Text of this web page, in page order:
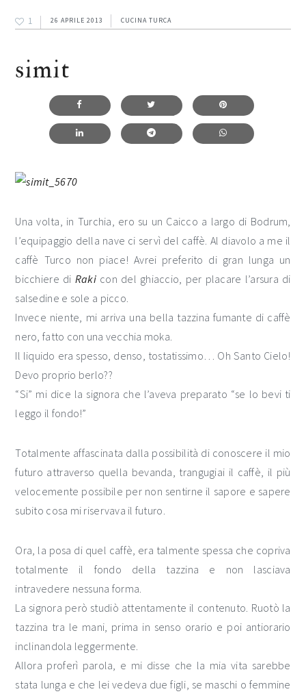
1 26 APRILE 2013 CUCINA TURCA
simit
Una volta, in Turchia, ero su un Caicco a largo di Bodrum,
l’equipaggio della nave ci servì del caffè. Al diavolo a me il
caffè Turco non piace! Avrei preferito di gran lunga un
bicchiere di Rakicon del ghiaccio, per placare l’arsura di
salsedine e sole a picco.
Invece niente, mi arriva una bella tazzina fumante di caffè
nero, fatto con una vecchia moka.
Il liquido era spesso, denso, tostatissimo… Oh Santo Cielo!
Devo proprio berlo??
“Si” mi dice la signora che l’aveva preparato “se lo bevi ti
leggo il fondo!”
Totalmente affascinata dalla possibilità di conoscere il mio
futuro attraverso quella bevanda, trangugiai il caffè, il più
velocemente possibile per non sentirne il sapore e sapere
subito cosa mi riservava il futuro.
Ora, la posa di quel caffè, era talmente spessa che copriva
totalmente il fondo della tazzina e non lasciava
intravedere nessuna forma.
La signora però studiò attentamente il contenuto. Ruotò la
tazzina tra le mani, prima in senso orario e poi antiorario
inclinandola leggermente.
Allora proferì parola, e mi disse che la mia vita sarebbe
stata lunga e che lei vedeva due figli, se maschi o femmine